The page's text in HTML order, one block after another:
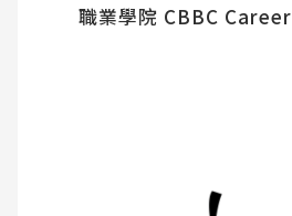
職業學院 CBBC Career